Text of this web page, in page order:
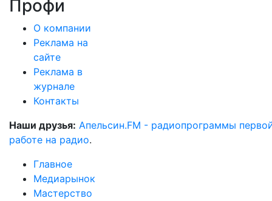
Профи
О компании
Реклама на
сайте
Реклама в
журнале
Контакты
Наши друзья: Апельсин.FM - радиопрограммы
работе на радио.
Главное
Медиарынок
Мастерство